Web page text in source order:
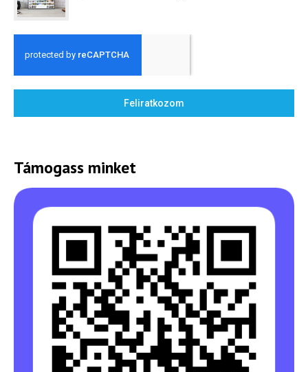
Feliratkozom
Támogass minket